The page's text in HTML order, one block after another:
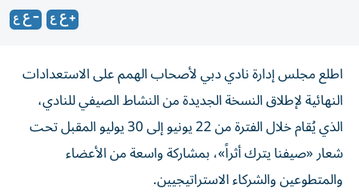
اطلع مجلس إدارة نادي دبي لأصحاب الهمم على الاستعدادات
النهائية لإطلاق النسخة الجديدة من النشاط الصيفي للنادي،
الذي يُقام خلال الفترة من 22 يونيو إلى 30 يوليو المقبل تحت
شعار «صيفنا يترك أثراً»، بمشاركة واسعة من الأعضاء
والمتطوعين والشركاء الاستراتيجيين.